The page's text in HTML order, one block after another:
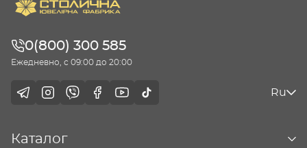
0(800) 300 585
Ежедневно, с 09:00 до 20:00
Ru
Каталог